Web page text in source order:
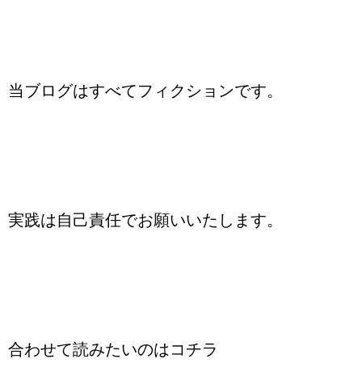
当ブログはすべてフィクションです。
実践は自己責任でお願いいたします。
合わせて読みたいのはコチラ